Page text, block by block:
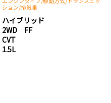
ション/排気量
ハイブリッド
2WD FF
CVT
1.5L